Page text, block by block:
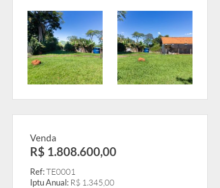
Venda
R$ 1.808.600,00
Ref:TE0001
Iptu Anual: R$ 1.345,00